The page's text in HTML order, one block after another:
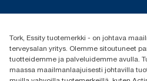
(+358) 9 5068 8222
Oy Essity Finland Ab
Revontulenkuja 1
02100 Espoo
Tork, Essity tuotemerkki - on johtava
terveysalan yritys. Olemme sitoutuneet
tuotteidemme ja palveluidemme avulla.
maassa maailmanlaajuisesti johtavilla